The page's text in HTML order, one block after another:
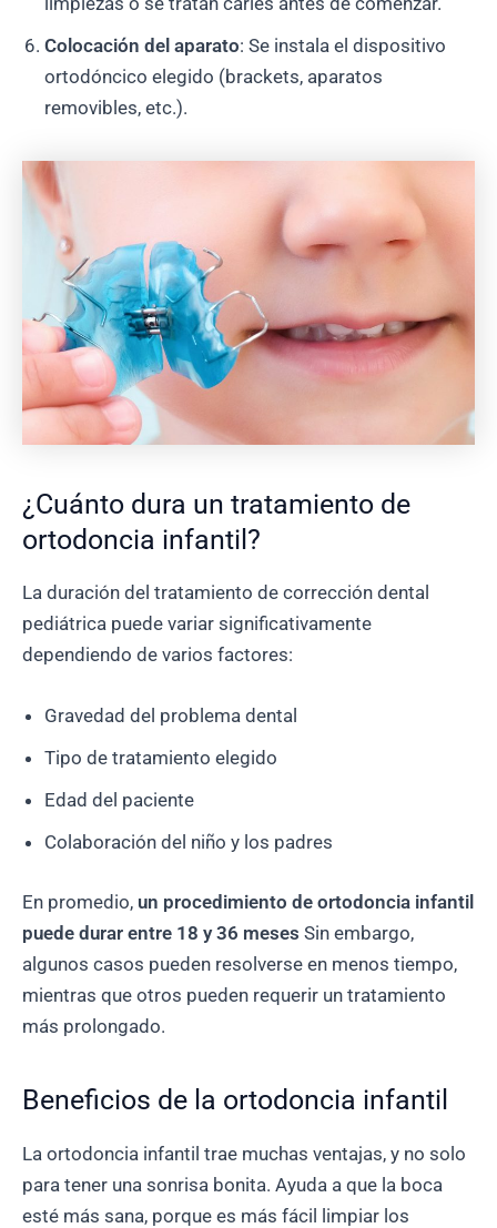
Colocación del aparato: Se instala el dispositivo
ortodóncico elegido (brackets, aparatos
removibles, etc.).
¿Cuánto dura un tratamiento de
ortodoncia infantil?
La duración del tratamiento de corrección dental
pediátrica puede variar significativamente
dependiendo de varios factores:
Gravedad del problema dental
Tipo de tratamiento elegido
Edad del paciente
Colaboración del niño y los padres
En promedio, un procedimiento de ortodoncia infantil
puede durar entre 18 y 36 meses Sin embargo,
algunos casos pueden resolverse en menos tiempo,
mientras que otros pueden requerir un tratamiento
más prolongado.
Beneficios de la ortodoncia infantil
La ortodoncia infantil trae muchas ventajas, y no solo
para tener una sonrisa bonita. Ayuda a que la boca
esté más sana, porque es más fácil limpiar los